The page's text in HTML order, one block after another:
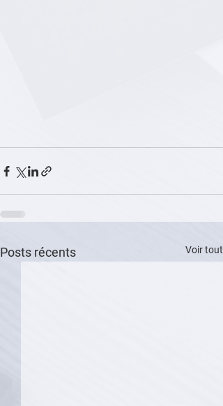
Posts récents Voir tout